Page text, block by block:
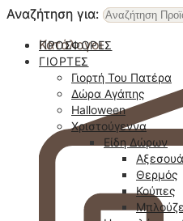
Αναζήτηση για:
Κατάλογοι
Αναζήτηση για:
ΠΡΟΣΦΟΡΈΣ
ΓΙΟΡΤΈΣ
Γιορτή Του Πατέρα
Δώρα Αγάπης
Halloween
Χριστούγεννα
Είδη Δώρων
Θερμός
Κούπες